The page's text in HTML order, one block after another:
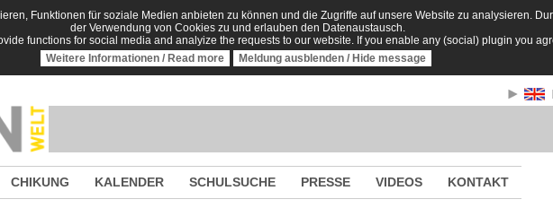
Funktionen für soziale Medien anbieten zu können und die Zugriffe auf unsere Website zu analysieren.
der Verwendung von Cookies zu und erlauben den Datenaustausch.
functions for social media and analyize the requests to our website. If you enable any (social) plugin you
Weitere Informationen / Read more
Meldung ausblenden / Hide message
CHIKUNG KALENDER SCHULSUCHE PRESSE VIDEOS KONTAKT